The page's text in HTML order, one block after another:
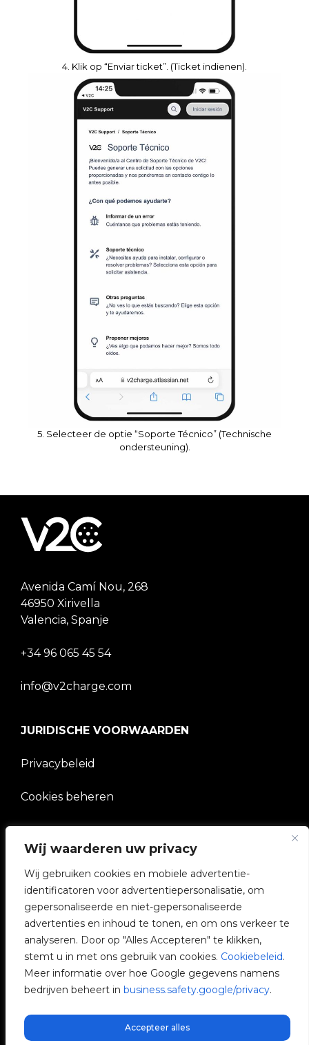
Wij waarderen uw privacy
Wij gebruiken cookies en mobiele advertentie-
identificatoren voor advertentiepersonalisatie, om
gepersonaliseerde en niet-gepersonaliseerde
advertenties en inhoud te tonen, en om ons verkeer te
analyseren. Door op "Alles Accepteren" te klikken,
stemt u in met ons gebruik van cookies. Cookiebeleid.
Meer informatie over hoe Google gegevens namens
bedrijven beheert in business.safety.google/privacy.
Accepteer alles
4. Klik op “Enviar ticket”. (Ticket indienen).
5. Selecteer de optie “Soporte Técnico” (Technische
ondersteuning).
Avenida Camí Nou, 268
46950 Xirivella
Valencia, Spanje
+34 96 065 45 54
info@v2charge.com
JURIDISCHE VOORWAARDEN
Privacybeleid
Cookies beheren
BEDRIJF
V2C Gemeenschap
e-Chargers
V2C Cloud
V2C Payments